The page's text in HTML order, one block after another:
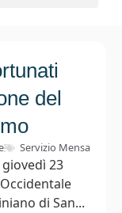
del
Servizio Mensa
23
di San...